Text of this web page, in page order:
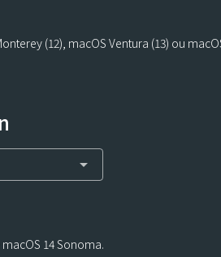
(12), macOS Ventura (13) ou
arrow_drop_down
14 Sonoma.